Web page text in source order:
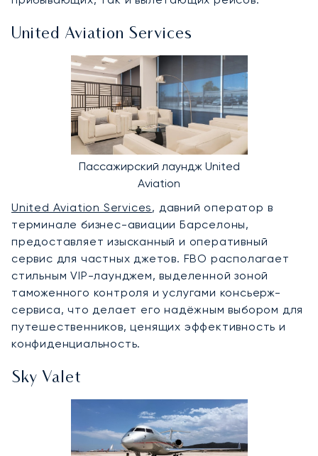
United Aviation Services
Пассажирский лаундж United
Aviation
United Aviation Services, давний оператор в
терминале бизнес-авиации Барселоны,
предоставляет изысканный и оперативный
сервис для частных джетов. FBO располагает
стильным VIP-лаунджем, выделенной зоной
таможенного контроля и услугами консьерж-
сервиса, что делает его надёжным выбором для
путешественников, ценящих эффективность и
конфиденциальность.
Sky Valet